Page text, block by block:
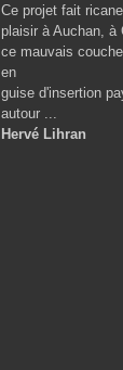
Ce projet fait
plaisir à Auchan,
ce mauvais
en
guise d'insertion
autour ...
Hervé Lihran